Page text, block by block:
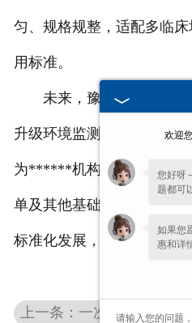
匀、规格规整，适配多临
用标准。
未来，豫北卫材将持续
升级环境监测技术，以更严
为******机构提供合规、稳
单及其他基础医用耗材，助
标准化发展，为临床护理工
欢迎
您好呀
题都可
如果您
惠和详